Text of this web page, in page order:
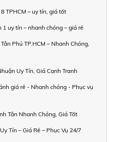
TPHCM – uy tín, giá tốt
uy tín – nhanh chóng – giá rẻ
Phú TP.HCM – Nhanh Chóng,
Uy Tín, Giá Cạnh Tranh
giá rẻ - Nhanh chóng - Phục vụ
Tân Nhanh Chóng, Giá Tốt
Tín – Giá Rẻ – Phục Vụ 24/7